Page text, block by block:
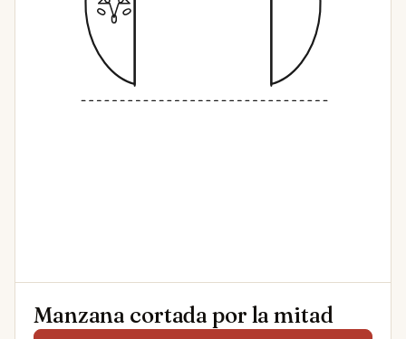
Manzana cortada por la mitad